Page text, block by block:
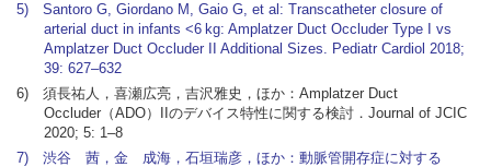
5) Santoro G, Giordano M, Gaio G, et al: Transcatheter closure of
arterial duct in infants <6 kg: Amplatzer Duct Occluder Type I vs
Amplatzer Duct Occluder II Additional Sizes. Pediatr Cardiol 2018;
39: 627–632
6) 須長祐人，喜瀬広亮，吉沢雅史，ほか：Amplatzer Duct
Occluder（ADO）IIのデバイス特性に関する検討．Journal of JCIC
2020; 5: 1–8
7) 渋谷 茜，金 成海，石垣瑞彦，ほか：動脈管開存症に対する